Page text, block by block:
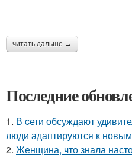
читать дальше →
Последние
1. В cети обсуждают
люди адаптируются к
2. Женщина, что знала